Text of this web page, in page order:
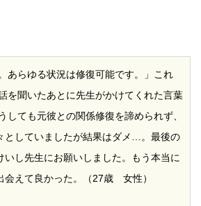
あらゆる状況は修復可能です。」これ
を聞いたあとに先生がかけてくれた言葉
しても元彼との関係修復を諦められず、
としていましたが結果はダメ…。最後の
いし先生にお願いしました。もう本当に
会えて良かった。（27歳 女性）